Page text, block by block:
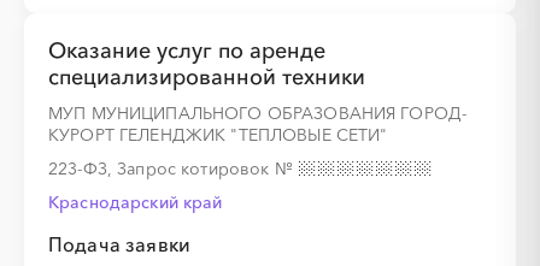
Оказание услуг по аренде
специализированной техники
МУП МУНИЦИПАЛЬНОГО ОБРАЗОВАНИЯ ГОРОД-
КУРОРТ ГЕЛЕНДЖИК "ТЕПЛОВЫЕ СЕТИ"
223-ФЗ, Запрос котировок №
Краснодарский край
Подача заявки